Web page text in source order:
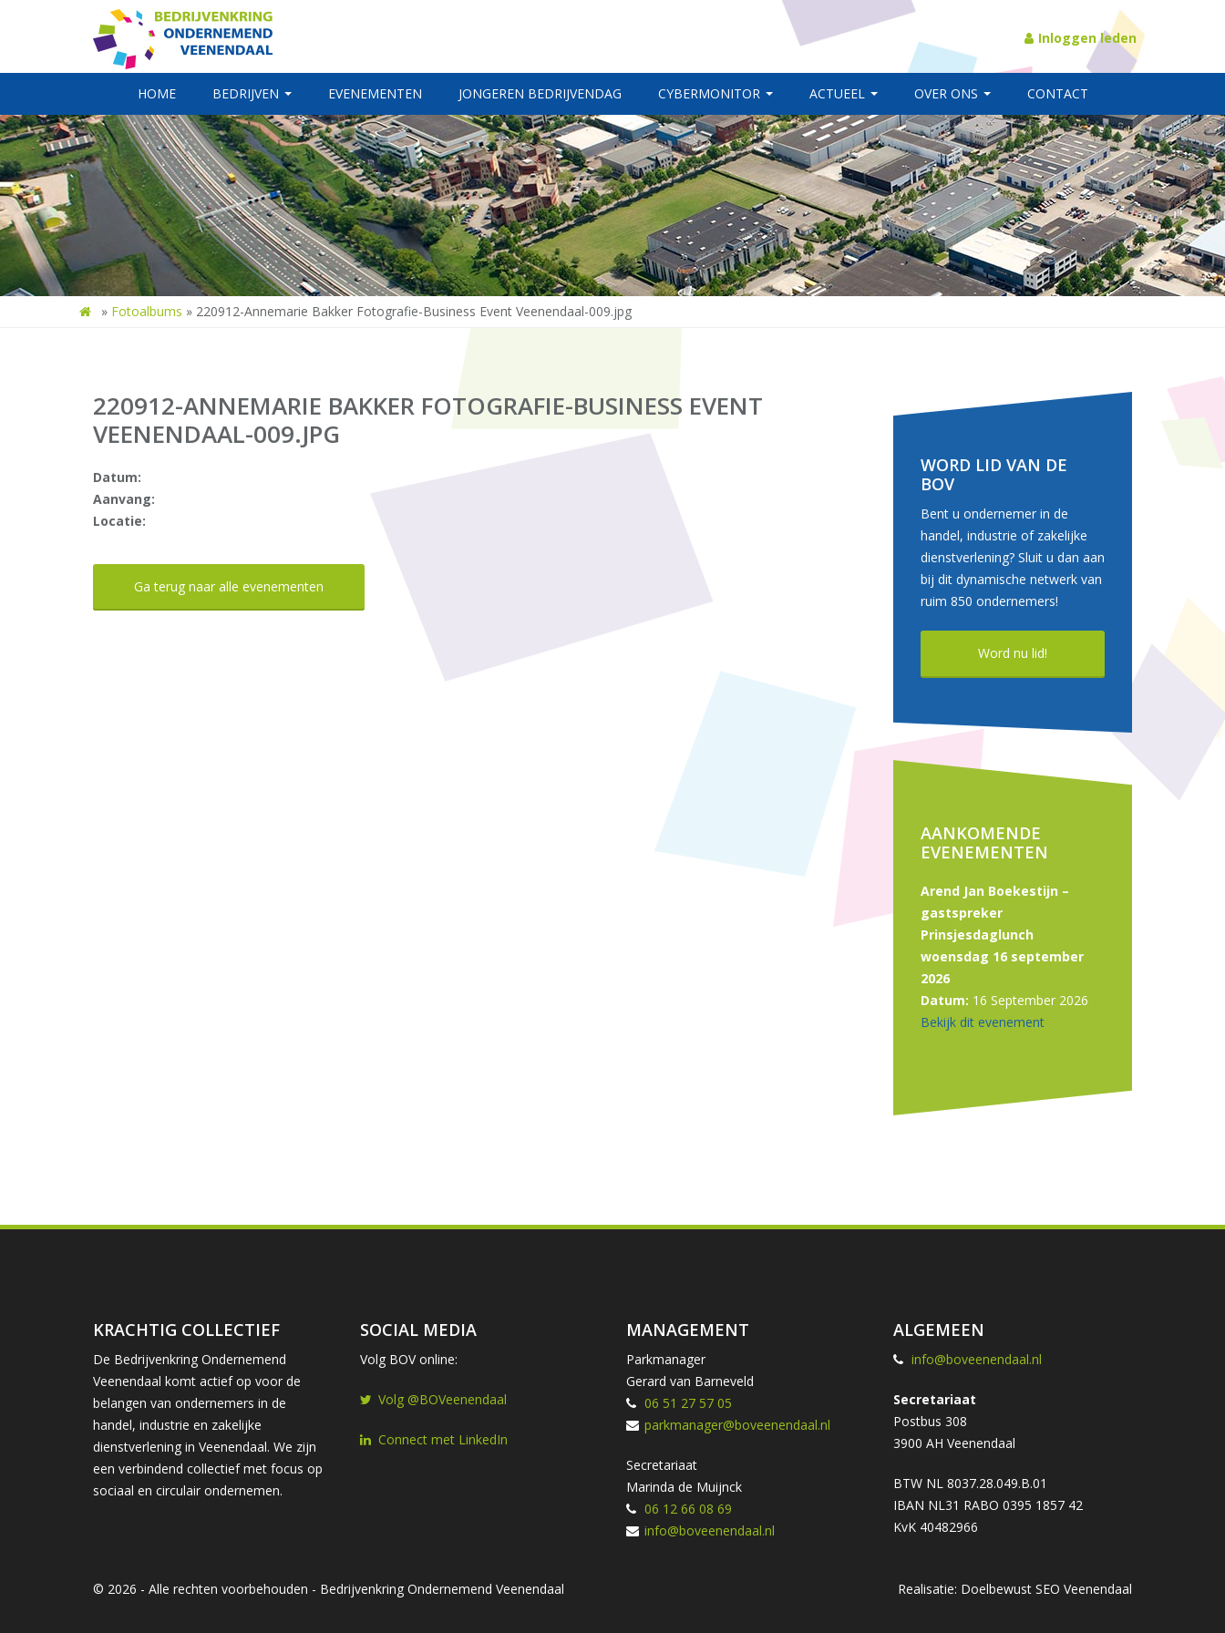
Inloggen leden
HOME BEDRIJVEN EVENEMENTEN JONGEREN BEDRIJVENDAG CYBERMONITOR ACTUEEL OVER ONS CONTACT
» Fotoalbums » 220912-Annemarie Bakker Fotografie-Business Event Veenendaal-009.jpg
220912-ANNEMARIE BAKKER FOTOGRAFIE-BUSINESS EVENT
VEENENDAAL-009.JPG
Datum:
Aanvang:
Locatie:
Ga terug naar alle evenementen
WORD LID VAN DE
BOV
Bent u ondernemer in de
handel, industrie of zakelijke
dienstverlening? Sluit u dan aan
bij dit dynamische netwerk van
ruim 850 ondernemers!
Word nu lid!
AANKOMENDE
EVENEMENTEN
Arend Jan Boekestijn –
gastspreker
Prinsjesdaglunch
woensdag 16 september
2026
Datum: 16 September 2026
Bekijk dit evenement
KRACHTIG COLLECTIEF
De Bedrijvenkring Ondernemend
Veenendaal komt actief op voor de
belangen van ondernemers in de
handel, industrie en zakelijke
dienstverlening in Veenendaal. We zijn
een verbindend collectief met focus op
sociaal en circulair ondernemen.
SOCIAL MEDIA
Volg BOV online:
Volg @BOVeenendaal
Connect met LinkedIn
MANAGEMENT
Parkmanager
Gerard van Barneveld
06 51 27 57 05
parkmanager@boveenendaal.nl
Secretariaat
Marinda de Muijnck
06 12 66 08 69
info@boveenendaal.nl
ALGEMEEN
info@boveenendaal.nl
Secretariaat
Postbus 308
3900 AH Veenendaal
BTW NL 8037.28.049.B.01
IBAN NL31 RABO 0395 1857 42
KvK 40482966
© 2026 - Alle rechten voorbehouden - Bedrijvenkring Ondernemend Veenendaal Realisatie: Doelbewust SEO Veenendaal